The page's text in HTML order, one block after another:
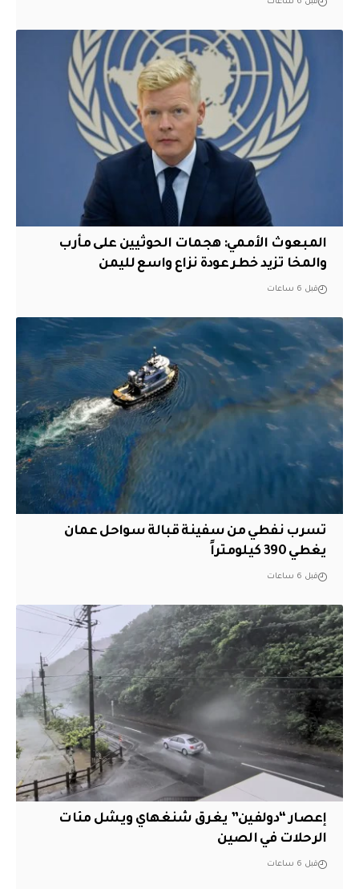
المبعوث الأممي: هجمات الحوثيين على مأرب
والمخا تزيد خطر عودة نزاع واسع لليمن
قبل 6 ساعات
تسرب نفطي من سفينة قبالة سواحل عمان
يغطي 390 كيلومتراً
قبل 6 ساعات
إعصار “دولفين” يغرق شنغهاي ويشل مئات
الرحلات في الصين
قبل 6 ساعات